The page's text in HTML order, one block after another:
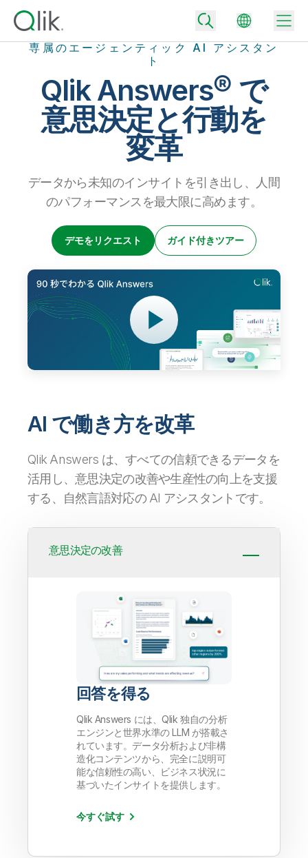
Back
カスタマーサポート
カスタマーポータル
初期トレーニング
Back
企業情報
採用情報
ニュースルーム
事業所 / 連絡先
Back
Qlik
Back
Qlik が選ばれる理由
データをビジネス成果へ
Qlik のデータ統合とデータ分析の価値を最大化
Back
データ統合
データ統合とデータ品質の価格
トな意思決定を促進します。
データ分析の価格
適切なデータ分析プランで、より優れたインサイトを獲得し、ビジネス成果
の達成をサポートします。
リソースライブラリ
コミュニティ
専属のエージェンティック AI アシスタン
ト
Qlik Answers® で
意思決定と行動を
変革
データから未知のインサイトを引き出し、人間
のパフォーマンスを最大限に高めます。
デモをリクエスト ガイド付きツアー
AI で働き方を改革
Qlik Answers は、すべての信頼できるデータを
活用し、意思決定の改善や生産性の向上を支援
する、自然言語対応の AI アシスタントです。
意思決定の改善
回答を得る
Qlik Answers には、Qlik 独自の分析
エンジンと世界水準の LLM が搭載さ
れています。データ分析および非構
造化コンテンツから、完全に説明可
能な信頼性の高い、ビジネス状況に
基づいたインサイトを提供します。
今すぐ試す